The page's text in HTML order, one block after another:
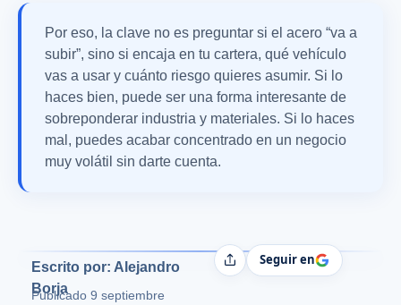
Por eso, la clave no es preguntar si el acero “va a
subir”, sino si encaja en tu cartera, qué vehículo
vas a usar y cuánto riesgo quieres asumir. Si lo
haces bien, puede ser una forma interesante de
sobreponderar industria y materiales. Si lo haces
mal, puedes acabar concentrado en un negocio
muy volátil sin darte cuenta.
Escrito por: Alejandro
Borja
Publicado 9 septiembre
CompartirSeguir en